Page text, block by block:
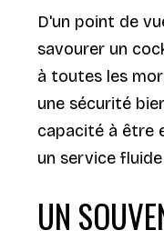
D'un point de
savourer un
à toutes les
une sécurité
capacité à être
un service
UN